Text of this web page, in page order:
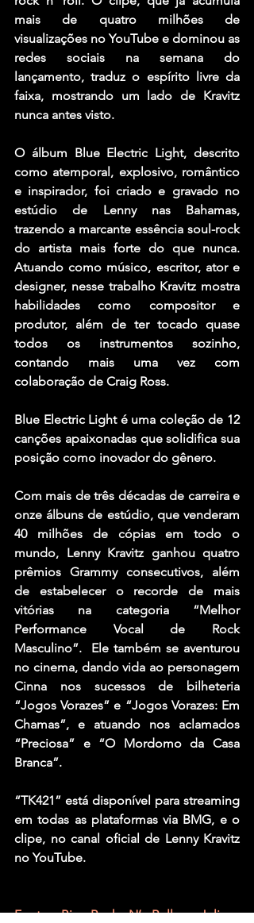
mais de quatro milhões de
visualizações no YouTube e dominou as
redes sociais na semana do
lançamento, traduz o espírito livre da
faixa, mostrando um lado de Kravitz
nunca antes visto.
O álbum Blue Electric Light, descrito
como atemporal, explosivo, romântico
e inspirador, foi criado e gravado no
estúdio de Lenny nas Bahamas,
trazendo a marcante essência soul-rock
do artista mais forte do que nunca.
Atuando como músico, escritor, ator e
designer, nesse trabalho Kravitz mostra
habilidades como compositor e
produtor, além de ter tocado quase
todos os instrumentos sozinho,
contando mais uma vez com
colaboração de Craig Ross.
Blue Electric Light é uma coleção de 12
canções apaixonadas que solidifica sua
posição como inovador do gênero.
Com mais de três décadas de carreira e
onze álbuns de estúdio, que venderam
40 milhões de cópias em todo o
mundo, Lenny Kravitz ganhou quatro
prêmios Grammy consecutivos, além
de estabelecer o recorde de mais
vitórias na categoria “Melhor
Performance Vocal de Rock
Masculino”.  Ele também se aventurou
no cinema, dando vida ao personagem
Cinna nos sucessos de bilheteria
“Jogos Vorazes” e “Jogos Vorazes: Em
Chamas”, e atuando nos aclamados
“Preciosa” e “O Mordomo da Casa
Branca”.
“TK421” está disponível para streaming
em todas as plataformas via BMG, e o
clipe, no canal oficial de Lenny Kravitz
no YouTube.
Fonte: Big Rock N’ Roll – Juliana